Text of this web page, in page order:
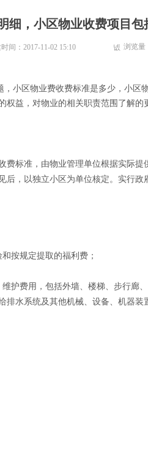
细，小区物业收费项目
小区物业费收费标准是多少，小区
权益，对物业的相关职责范围了解的
费标准，由物业管理单位根据实际
后，以独立小区为单位核定。实行
按规定提取的福利费；
费用，包括外墙、楼梯、步行廊
水系统及其他机械、设备、机器装
间： 2017-11-02 15:10 넶 浏览量